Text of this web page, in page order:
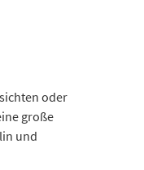
Berlinoder
große
und